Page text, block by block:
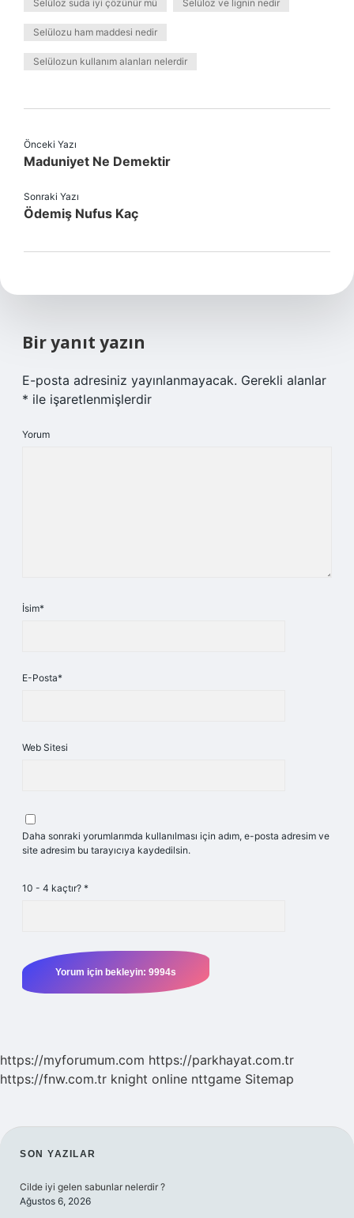
Selüloz suda iyi çözünür mü Selüloz ve lignin nedir
Selülozu ham maddesi nedir
Selülozun kullanım alanları nelerdir
Önceki Yazı
Maduniyet Ne Demektir
Sonraki Yazı
Ödemiş Nufus Kaç
Bir yanıt yazın
E-posta adresiniz yayınlanmayacak. Gerekli alanlar
* ile işaretlenmişlerdir
Yorum
İsim*
E-Posta*
Web Sitesi
Daha sonraki yorumlarımda kullanılması için adım, e-posta adresim ve
site adresim bu tarayıcıya kaydedilsin.
10 - 4 kaçtır? *
https://myforumum.com https://parkhayat.com.tr
https://fnw.com.tr knight online nttgame Sitemap
SIDEBAR
SON YAZILAR
Cilde iyi gelen sabunlar nelerdir ?
Ağustos 6, 2026